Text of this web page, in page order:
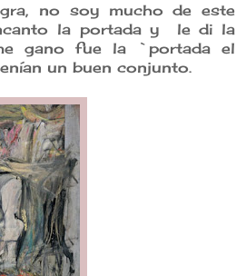
no soy mucho de este
la portada y le di la
gano fue la `portada el
un buen conjunto.